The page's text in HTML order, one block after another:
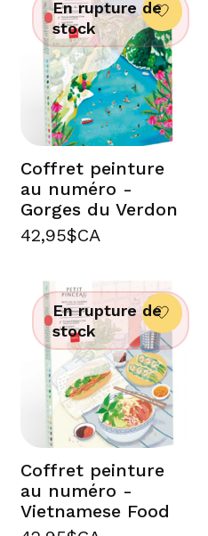
En rupture de
stock
Coffret peinture
au numéro -
Gorges du Verdon
42,95$CA
En rupture de
stock
Coffret peinture
au numéro -
Vietnamese Food